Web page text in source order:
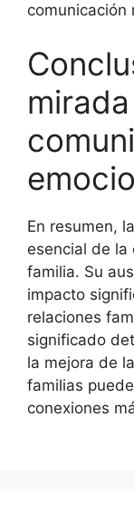
comunicación
En resumen,
esencial de la
familia. Su
impacto
relaciones
significado
la mejora de
familias
conexiones